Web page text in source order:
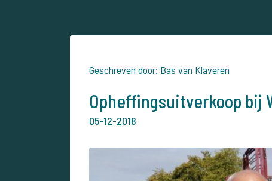
Geschreven door: Bas van Klaveren
Opheffingsuitverkoop bij
05-12-2018